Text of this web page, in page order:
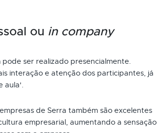
ou in company
ser realizado presencialmente.
interação e atenção dos participantes, já
aula'.
de Serra também são excelentes
empresarial, aumentando a sensação